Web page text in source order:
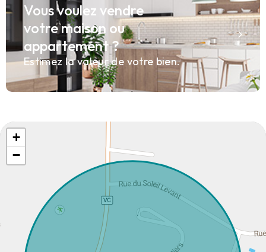
Vous voulez vendre
votre maison ou
appartement ?
Estimez la valeur de votre bien.
+
−